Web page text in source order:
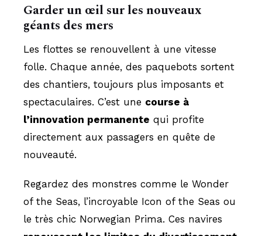
Garder un œil sur les nouveaux
géants des mers
Les flottes se renouvellent à une vitesse
folle. Chaque année, des paquebots sortent
des chantiers, toujours plus imposants et
spectaculaires. C’est une course à
l’innovation permanente qui profite
directement aux passagers en quête de
nouveauté.
Regardez des monstres comme le Wonder
of the Seas, l’incroyable Icon of the Seas ou
le très chic Norwegian Prima. Ces navires